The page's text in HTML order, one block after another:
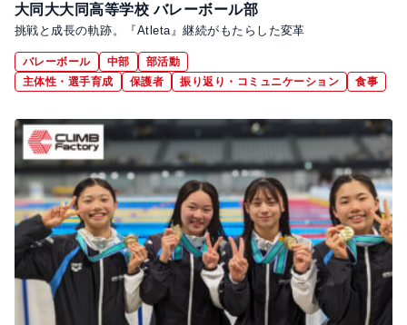
大同大大同高等学校 バレーボール部
挑戦と成長の軌跡。『Atleta』継続がもたらした変革
バレーボール 中部
部活動
主体性・選手育成
保護者 振り返り・コミュニケーション 食事